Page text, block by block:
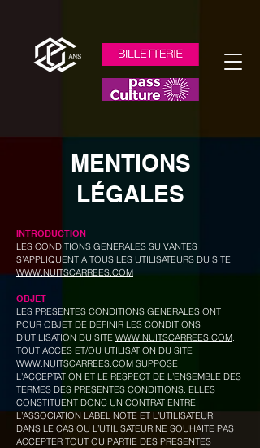
MENTIONS
LÉGALES
INTRODUCTION
LES CONDITIONS GENERALES SUIVANTES
S’APPLIQUENT A TOUS LES UTILISATEURS DU SITE
WWW.NUITSCARREES.COM
OBJET
LES PRESENTES CONDITIONS GENERALES ONT
POUR OBJET DE DEFINIR LES CONDITIONS
D’UTILISATION DU SITE WWW.NUITSCARREES.COM.
TOUT ACCES ET/OU UTILISATION DU SITE
WWW.NUITSCARREES.COM SUPPOSE
L’ACCEPTATION ET LE RESPECT DE L’ENSEMBLE DES
TERMES DES PRESENTES CONDITIONS. ELLES
CONSTITUENT DONC UN CONTRAT ENTRE
L’ASSOCIATION LABEL NOTE ET L’UTILISATEUR.
DANS LE CAS OU L’UTILISATEUR NE SOUHAITE PAS
ACCEPTER TOUT OU PARTIE DES PRESENTES